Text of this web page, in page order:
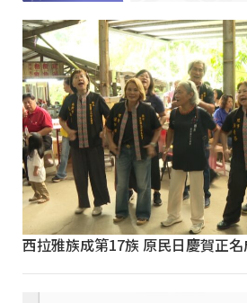
西拉雅族成第17族 原民日慶賀正名